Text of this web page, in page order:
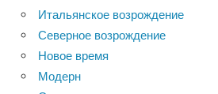
Итальянское возрождение
Северное возрождение
Новое время
Модерн